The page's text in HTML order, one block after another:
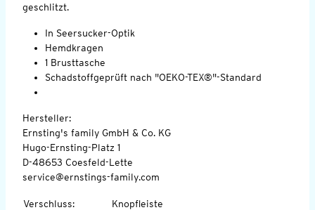
geschlitzt.
In Seersucker-Optik
Hemdkragen
1 Brusttasche
Schadstoffgeprüft nach "OEKO-TEX®"-Standard
Hersteller:
Ernsting's family GmbH & Co. KG
Hugo-Ernsting-Platz 1
D-48653 Coesfeld-Lette
service@ernstings-family.com
Verschluss: Knopfleiste